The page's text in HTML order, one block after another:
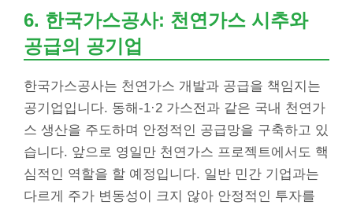
6. 한국가스공사: 천연가스 시추와
공급의 공기업
한국가스공사는 천연가스 개발과 공급을 책임지는
공기업입니다. 동해-1·2 가스전과 같은 국내 천연가
스 생산을 주도하며 안정적인 공급망을 구축하고 있
습니다. 앞으로 영일만 천연가스 프로젝트에서도 핵
심적인 역할을 할 예정입니다. 일반 민간 기업과는
다르게 주가 변동성이 크지 않아 안정적인 투자를